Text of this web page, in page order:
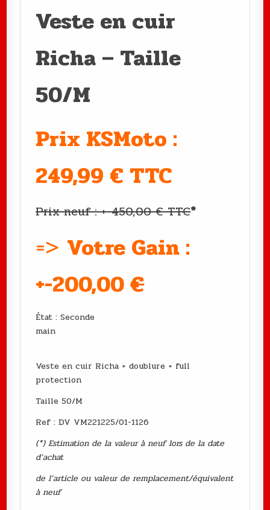
Veste en cuir
Richa – Taille
50/M
Prix KSMoto :
249,99 € TTC
Prix neuf : +-450,00 € TTC*
=> Votre Gain :
+-200,00€
État : Seconde
main
Veste en cuir Richa + doublure + full
protection
Taille 50/M
Ref : DV VM221225/01-1126
(*) Estimation de la valeur à neuf lors de la date
d’achat
de l’article ou valeur de remplacement/équivalent
à neuf